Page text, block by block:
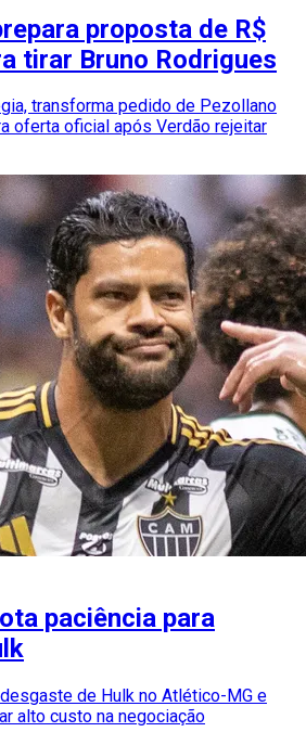
proposta de R$
tirar Bruno Rodrigues
transforma pedido de Pezollano
oferta oficial após Verdão rejeitar
paciência para
de Hulk no Atlético-MG e
alto custo na negociação